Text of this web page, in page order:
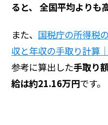
ると、 全国平均よりも
また、 国税庁の所得税
収と年収の手取り計算
参考に算出した手取り
給は約21.16万円です。